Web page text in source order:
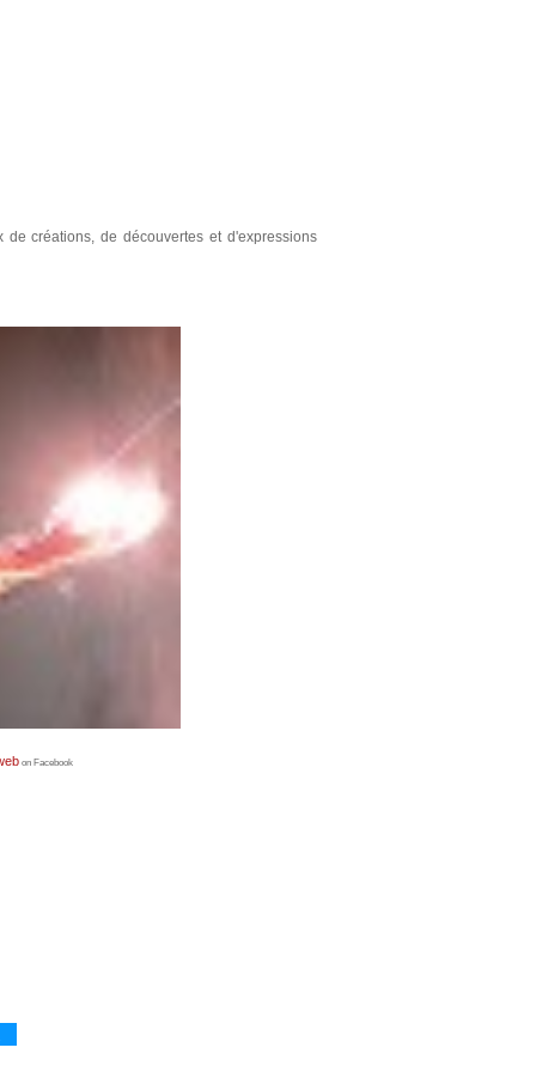
créations, de découvertes et d'expressions
on Facebook